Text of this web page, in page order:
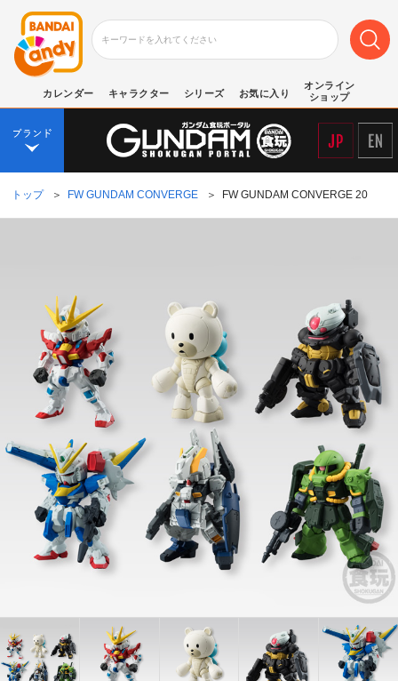
カレンダー キャラクター シリーズ お気に入り
オンライン
ショップ
トップ ＞ FW GUNDAM CONVERGE ＞ FW GUNDAM CONVERGE 20